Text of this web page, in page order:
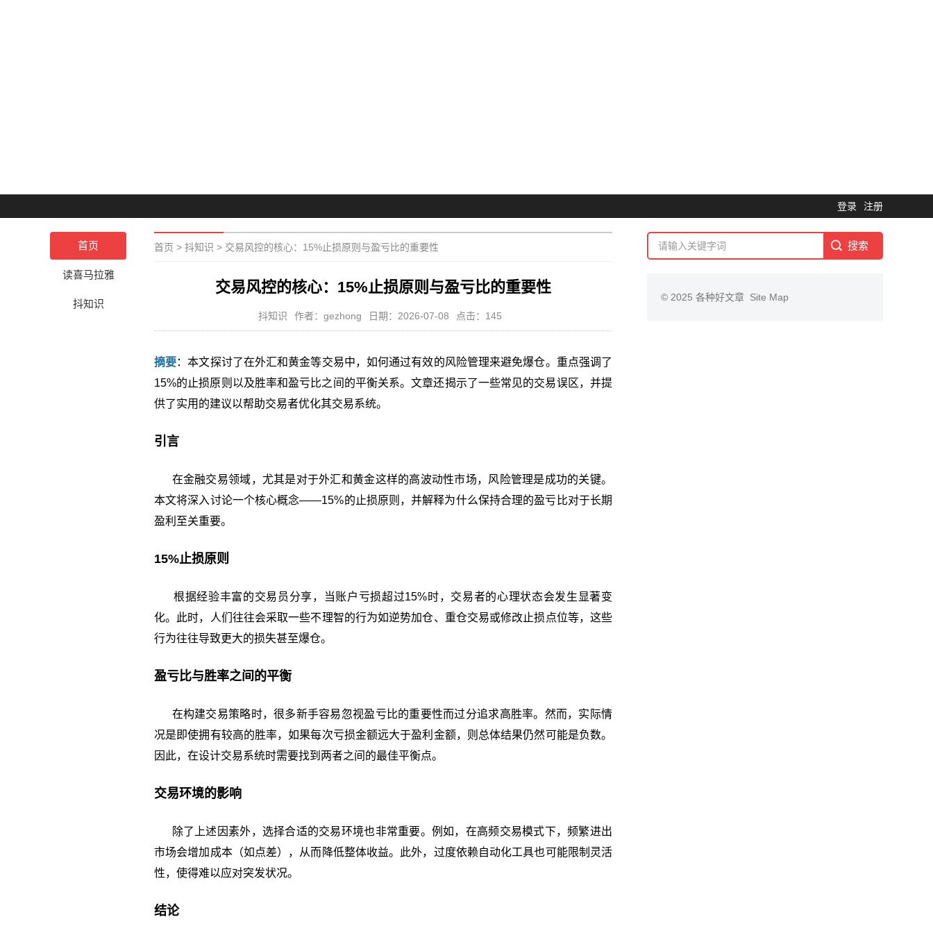
登录 注册
首页
读喜马拉雅
抖知识
首页 > 抖知识 > 交易风控的核心：15%止损原则与盈亏比的重要性
交易风控的核心：15%止损原则与盈亏比的重要性
抖知识 作者：gezhong 日期：2026-07-08 点击：145
摘要：本文探讨了在外汇和黄金等交易中，如何通过有效的风险管理来避免爆仓。重点强调了
15%的止损原则以及胜率和盈亏比之间的平衡关系。文章还揭示了一些常见的交易误区，并提
供了实用的建议以帮助交易者优化其交易系统。
引言
在金融交易领域，尤其是对于外汇和黄金这样的高波动性市场，风险管理是成功的关键。
本文将深入讨论一个核心概念——15%的止损原则，并解释为什么保持合理的盈亏比对于长期
盈利至关重要。
15%止损原则
根据经验丰富的交易员分享，当账户亏损超过15%时，交易者的心理状态会发生显著变
化。此时，人们往往会采取一些不理智的行为如逆势加仓、重仓交易或修改止损点位等，这些
行为往往导致更大的损失甚至爆仓。
盈亏比与胜率之间的平衡
在构建交易策略时，很多新手容易忽视盈亏比的重要性而过分追求高胜率。然而，实际情
况是即使拥有较高的胜率，如果每次亏损金额远大于盈利金额，则总体结果仍然可能是负数。
因此，在设计交易系统时需要找到两者之间的最佳平衡点。
交易环境的影响
除了上述因素外，选择合适的交易环境也非常重要。例如，在高频交易模式下，频繁进出
市场会增加成本（如点差），从而降低整体收益。此外，过度依赖自动化工具也可能限制灵活
性，使得难以应对突发状况。
结论
© 2025 各种好文章 Site Map